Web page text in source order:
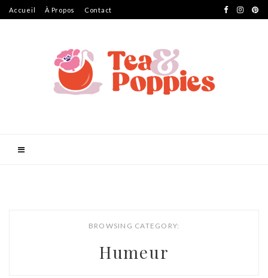
Accueil À Propos Contact
BROWSING CATEGORY:
Humeur